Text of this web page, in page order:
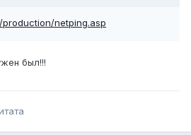
netping.asp
был!!!